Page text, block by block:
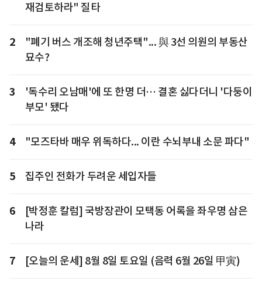
재검토하라" 질타
2
"폐기 버스 개조해 청년주택"... 與 3선 의원의 부동산
묘수?
3
'독수리 오남매'에 또 한명 더… 결혼 싫다더니 '다둥이
부모' 됐다
4 "모즈타바 매우 위독하다... 이란 수뇌부내 소문 파다"
5 집주인 전화가 두려운 세입자들
6
[박정훈 칼럼] 국방장관이 모택동 어록을 좌우명 삼은
나라
7 [오늘의 운세] 8월 8일 토요일 (음력 6월 26일 甲寅)